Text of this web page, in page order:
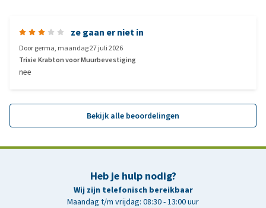
ze gaan er niet in
Doorgerma, maandag 27 juli 2026
Trixie Krabton voor Muurbevestiging
nee
Bekijk alle beoordelingen
Heb je hulp nodig?
Wij zijn telefonisch bereikbaar
Maandag t/m vrijdag: 08:30 - 13:00 uur